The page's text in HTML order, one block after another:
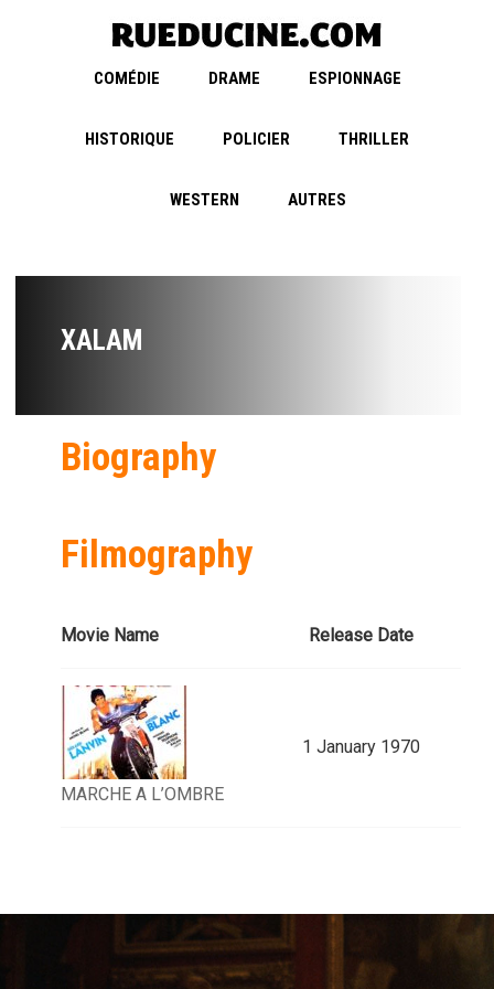
COMÉDIE DRAME ESPIONNAGE
HISTORIQUE POLICIER THRILLER
WESTERN AUTRES
XALAM
Biography
Filmography
Movie Name Release Date
MARCHE A L’OMBRE
1 January 1970